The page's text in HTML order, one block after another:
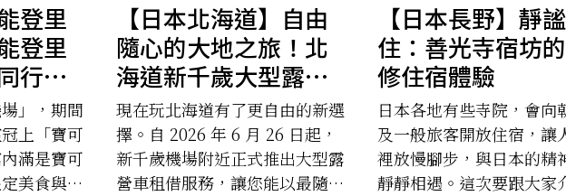
登里
登里
行機
登場
夢主
」，期間
上「寶可
滿是寶可
美食與原
【日本北海道】自由
隨心的大地之旅！北
海道新千歲大型露營
車租借服務正式啟
動，開著「移動式飯
店」暢遊北國
現在玩北海道有了更自由的新選
擇。自 2026 年 6 月 26 日起，
新千歲機場附近正式推出大型露
營車租借服務，讓您能以最隨心
【日本長野】靜
住：善光寺宿坊
修住宿體驗
日本各地有些寺院，會向
及一般旅客開放住宿，讓
裡放慢腳步，與日本的精
靜靜相遇。這次要跟大家